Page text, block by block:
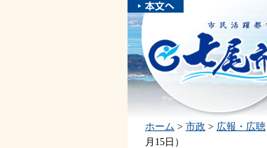
本文へスキ
ップしま
す。
市民活躍都市 七尾市
ホーム > 市政 > 広報・広聴
月15日）